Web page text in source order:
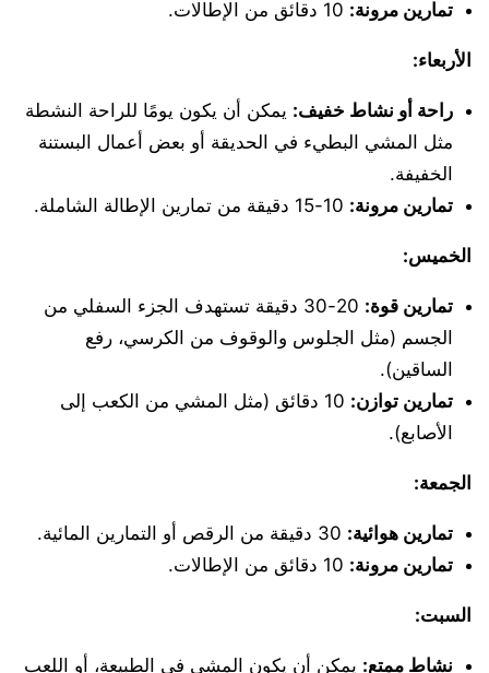
تمارين مرونة:
الأربعاء:
راحة أو نشاط خفيف: يمكن أن يكون يومًا للراحة النشطة
مثل المشي البطيء في الحديقة أو بعض أعمال البستنة
الخفيفة.
تمارين مرونة:
الخميس:
تمارين قوة:
20-30 دقيقة تستهدف الجزء السفلي من
الجسم (مثل الجلوس والوقوف من الكرسي، رفع
الساقين).
تمارين توازن:
10 دقائق (مثل المشي من الكعب إلى
الأصابع).
الجمعة:
تمارين هوائية:
تمارين مرونة:
السبت:
نشاط ممتع: يمكن أن يكون المشي في الطبيعة، أو اللعب